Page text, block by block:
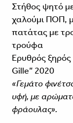
Στήθος ψητό
χαλούμι ΠΟΠ,
πατάτας με
τρούφα
Ερυθρός ξηρός
Gille” 2020
«Γεμάτο
υφή, με
φράουλας».